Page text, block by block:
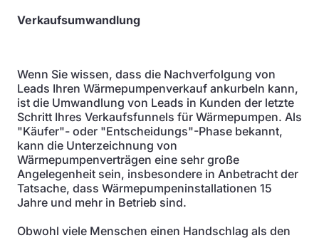
Verkaufsumwandlung
Wenn Sie wissen, dass die Nachverfolgung von
Leads Ihren Wärmepumpenverkauf ankurbeln kann,
ist die Umwandlung von Leads in Kunden der letzte
Schritt Ihres Verkaufsfunnels für Wärmepumpen. Als
"Käufer"- oder "Entscheidungs"-Phase bekannt,
kann die Unterzeichnung von
Wärmepumpenverträgen eine sehr große
Angelegenheit sein, insbesondere in Anbetracht der
Tatsache, dass Wärmepumpeninstallationen 15
Jahre und mehr in Betrieb sind.
Obwohl viele Menschen einen Handschlag als den